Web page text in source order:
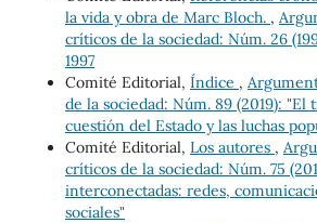
la vida y obra de Marc Bloch. ,
críticos de la sociedad: Núm. 26
1997
Comité Editorial, Índice ,
de la sociedad: Núm. 89 (2019):
cuestión del Estado y las luchas
Comité Editorial, Los autores ,
críticos de la sociedad: Núm. 75
interconectadas: redes,
sociales"